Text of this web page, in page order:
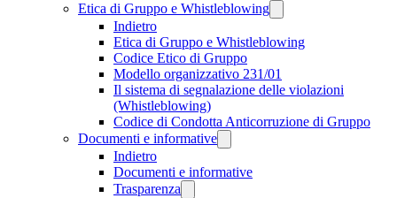
Etica di Gruppo e Whistleblowing
Indietro
Etica di Gruppo e Whistleblowing
Codice Etico di Gruppo
Modello organizzativo 231/01
Il sistema di segnalazione delle violazioni
(Whistleblowing)
Codice di Condotta Anticorruzione di Gruppo
Documenti e informative
Indietro
Documenti e informative
Trasparenza